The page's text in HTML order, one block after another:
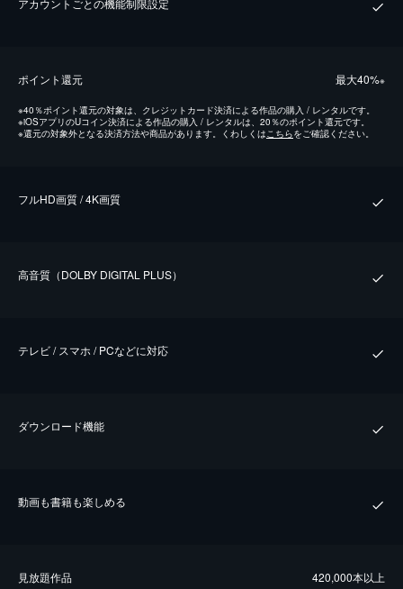
ポイント還元 最⼤40%※
※40％ポイント還元の対象は、クレジットカード決済による作品の購入 / レンタルです。
※iOSアプリのUコイン決済による作品の購入 / レンタルは、20％のポイント還元です。
※還元の対象外となる決済方法や商品があります。くわしくは こちらをご確認ください。
フルHD画質 / 4K画質
⾼⾳質（DOLBY DIGITAL PLUS）
テレビ / スマホ / PCなどに対応
ダウンロード機能
動画も書籍も楽しめる
⾒放題作品 420,000本以上